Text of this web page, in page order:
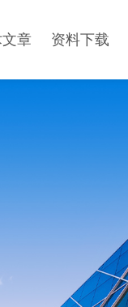
章 资料下载